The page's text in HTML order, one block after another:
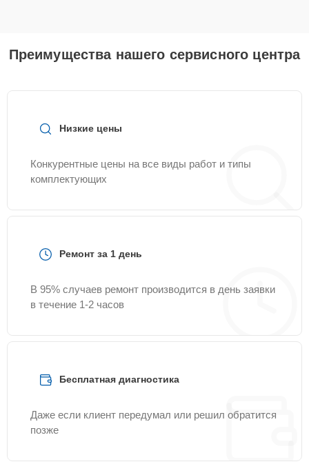
Преимущества нашего сервисного центра
Низкие цены
Конкурентные цены на все виды работ и типы
комплектующих
Ремонт за 1 день
В 95% случаев ремонт производится в день заявки
в течение 1-2 часов
Бесплатная диагностика
Даже если клиент передумал или решил обратится
позже